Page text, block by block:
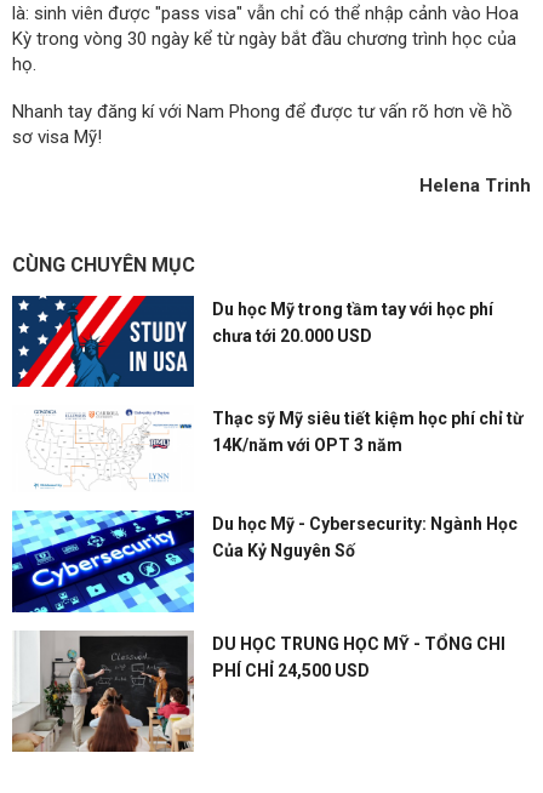
là: sinh viên được "pass visa" vẫn chỉ có thể nhập cảnh vào Hoa
Kỳ trong vòng 30 ngày kể từ ngày bắt đầu chương trình học của
họ.
Nhanh tay đăng kí với Nam Phong để được tư vấn rõ hơn về hồ
sơ visa Mỹ!
Helena Trinh
CÙNG CHUYÊN MỤC
Du học Mỹ trong tầm tay với học phí
chưa tới 20.000 USD
Thạc sỹ Mỹ siêu tiết kiệm học phí chỉ từ
14K/năm với OPT 3 năm
Du học Mỹ - Cybersecurity: Ngành Học
Của Kỷ Nguyên Số
DU HỌC TRUNG HỌC MỸ - TỔNG CHI
PHÍ CHỈ 24,500 USD